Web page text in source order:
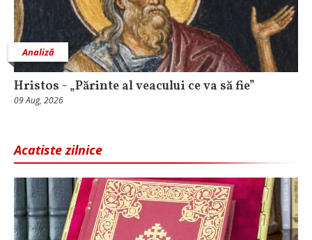
Analiză
Hristos - „Părinte al veacului ce va să fie”
09 Aug, 2026
Acatiste zilnice